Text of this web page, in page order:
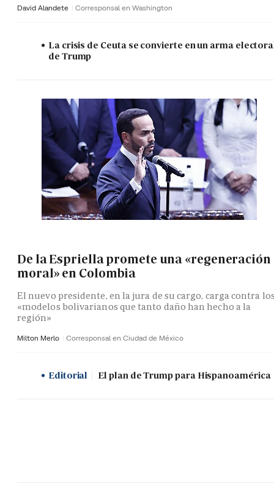
David Alandete Corresponsal en Washington
La crisis de Ceuta se convierte en un arma
de Trump
De la Espriella promete una «regeneración
moral» en Colombia
El nuevo presidente, en la jura de su cargo, carga contra
«modelos bolivarianos que tanto daño han hecho a la
región»
Milton Merlo Corresponsal en Ciudad de México
Editorial El plan de Trump para Hispanoamérica